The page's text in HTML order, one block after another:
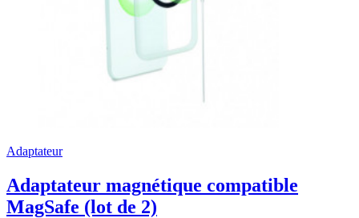
Adaptateur
Adaptateur magnétique compatible
MagSafe (lot de 2)